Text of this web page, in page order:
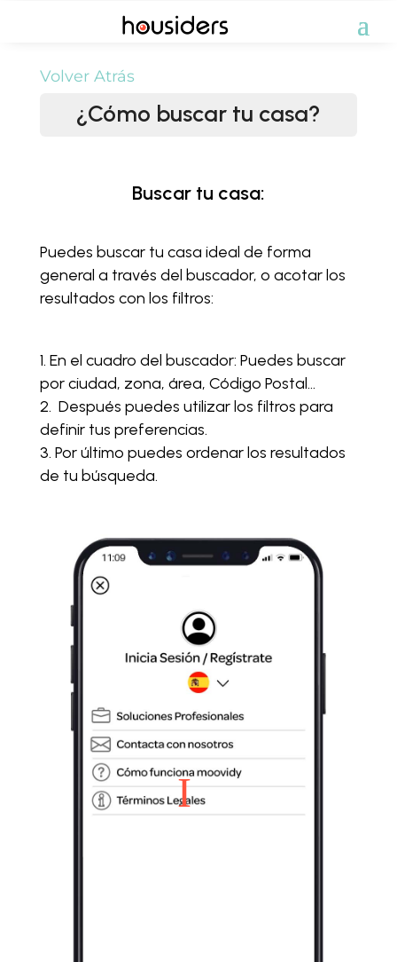
Volver Atrás
¿Cómo buscar tu casa?
Buscar tu casa:
Puedes buscar tu casa ideal de forma
general a través del buscador, o acotar los
resultados con los filtros:
En el cuadro del buscador: Puedes buscar
por ciudad, zona, área, Código Postal…
Después puedes utilizar los filtros para
definir tus preferencias.
Por último puedes ordenar los resultados
de tu búsqueda.